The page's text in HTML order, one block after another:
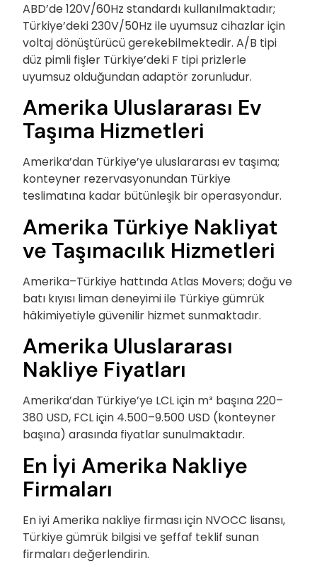
ABD’de 120V/60Hz standardı kullanılmaktadır;
Türkiye’deki 230V/50Hz ile uyumsuz cihazlar için
voltaj dönüştürücü gerekebilmektedir. A/B tipi
düz pimli fişler Türkiye’deki F tipi prizlerle
uyumsuz olduğundan adaptör zorunludur.
Amerika Uluslararası Ev
Taşıma Hizmetleri
Amerika’dan Türkiye’ye uluslararası ev taşıma;
konteyner rezervasyonundan Türkiye
teslimatına kadar bütünleşik bir operasyondur.
Amerika Türkiye Nakliyat
ve Taşımacılık Hizmetleri
Amerika–Türkiye hattında Atlas Movers; doğu ve
batı kıyısı liman deneyimi ile Türkiye gümrük
hâkimiyetiyle güvenilir hizmet sunmaktadır.
Amerika Uluslararası
Nakliye Fiyatları
Amerika’dan Türkiye’ye LCL için m³ başına 220–
380 USD, FCL için 4.500–9.500 USD (konteyner
başına) arasında fiyatlar sunulmaktadır.
En İyi Amerika Nakliye
Firmaları
En iyi Amerika nakliye firması için NVOCC lisansı,
Türkiye gümrük bilgisi ve şeffaf teklif sunan
firmaları değerlendirin.